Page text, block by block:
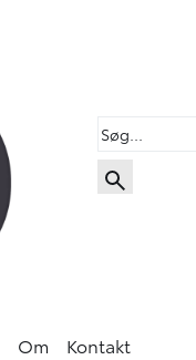
Om Kontakt